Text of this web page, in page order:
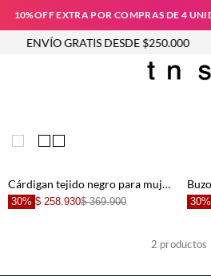
10%OFF EXTRA POR COMPRAS DE 4
ENVÍO GRATIS DESDE $250.000
Cárdigan tejido negro para mujer
30% $ 258.930$ 369.900 30%
2 productos